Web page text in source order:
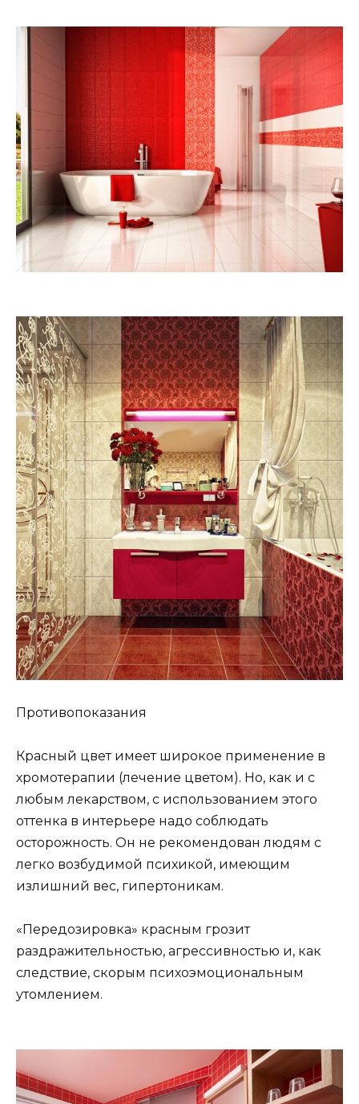
Противопоказания
Красный цвет имеет широкое применение в
хромотерапии (лечение цветом). Но, как и с
любым лекарством, с использованием этого
оттенка в интерьере надо соблюдать
осторожность. Он не рекомендован людям с
легко возбудимой психикой, имеющим
излишний вес, гипертоникам.
«Передозировка» красным грозит
раздражительностью, агрессивностью и, как
следствие, скорым психоэмоциональным
утомлением.